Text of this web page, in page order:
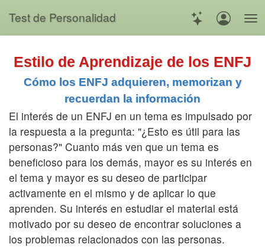
Test de Personalidad
Estilo de Aprendizaje de los ENFJ
Cómo los ENFJ adquieren, memorizan y
recuerdan la información
El interés de un ENFJ en un tema es impulsado por
la respuesta a la pregunta: "¿Esto es útil para las
personas?" Cuanto más ven que un tema es
beneficioso para los demás, mayor es su interés en
el tema y mayor es su deseo de participar
activamente en el mismo y de aplicar lo que
aprenden. Su interés en estudiar el material está
motivado por su deseo de encontrar soluciones a
los problemas relacionados con las personas.